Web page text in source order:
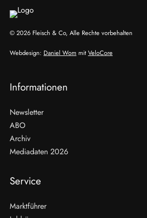
© 2026 Fleisch & Co, Alle Rechte vorbehalten
Webdesign: Daniel Wom mit VeloCore
Informationen
Newsletter
ABO
Archiv
Mediadaten 2026
Service
Marktführer